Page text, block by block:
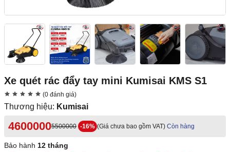
Xe quét rác đẩy tay mini Kumisai KMS S1
(0 đánh giá)
Thương hiệu: Kumisai
46000005500000 -16% (Giá chưa bao gồm VAT) Còn hàng
Bảo hành 12 tháng